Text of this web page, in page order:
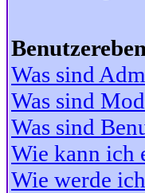
Was sind
Was sind
Was sind
Wie kann ich
Wie werde